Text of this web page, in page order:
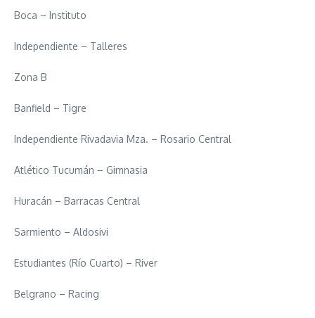
Boca – Instituto
Independiente – Talleres
Zona B
Banfield – Tigre
Independiente Rivadavia Mza. – Rosario Central
Atlético Tucumán – Gimnasia
Huracán – Barracas Central
Sarmiento – Aldosivi
Estudiantes (Río Cuarto) – River
Belgrano – Racing